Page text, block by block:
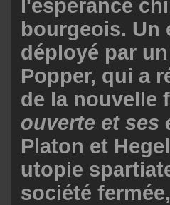
l'espérance
bourgeois. Un
déployé par
Popper, qui a
de la
ouverte et ses
Platon et
utopie
société